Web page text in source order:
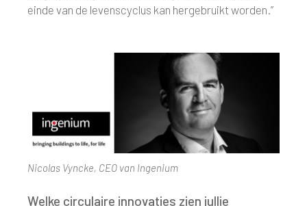
einde van de levenscyclus kan hergebruikt worden.”
Nicolas Vyncke, CEO van Ingenium
Welke circulaire innovaties zien jullie